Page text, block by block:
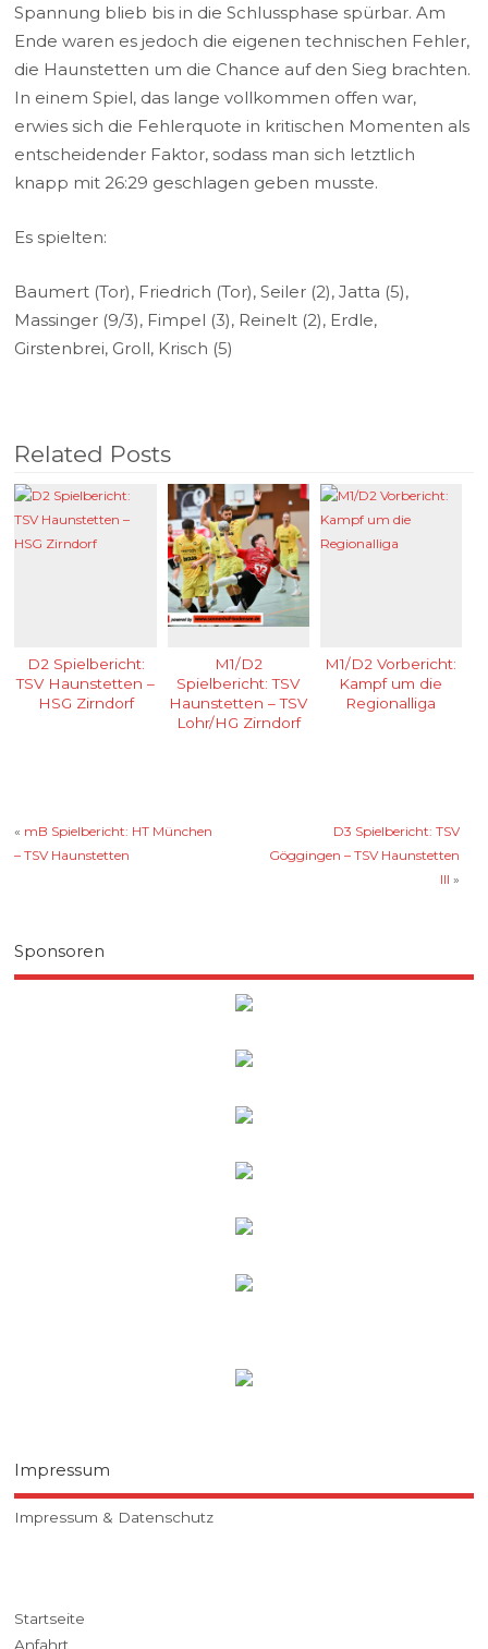
Spannung blieb bis in die Schlussphase spürbar. Am
Ende waren es jedoch die eigenen technischen Fehler,
die Haunstetten um die Chance auf den Sieg brachten.
In einem Spiel, das lange vollkommen offen war,
erwies sich die Fehlerquote in kritischen Momenten als
entscheidender Faktor, sodass man sich letztlich
knapp mit 26:29 geschlagen geben musste.
Es spielten:
Baumert (Tor), Friedrich (Tor), Seiler (2), Jatta (5),
Massinger (9/3), Fimpel (3), Reinelt (2), Erdle,
Girstenbrei, Groll, Krisch (5)
Related Posts
D2 Spielbericht:
TSV Haunstetten –
HSG Zirndorf
M1/D2
Spielbericht: TSV
Haunstetten – TSV
Lohr/HG Zirndorf
M1/D2 Vorbericht:
Kampf um die
Regionalliga
« mB Spielbericht: HT München
– TSV Haunstetten
D3 Spielbericht: TSV
Göggingen – TSV Haunstetten
III »
Sponsoren
Impressum
Impressum & Datenschutz
Startseite
Anfahrt